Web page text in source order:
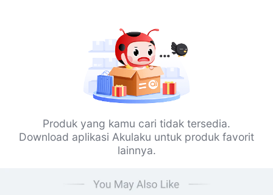
Produk yang kamu cari tidak tersedia.
Download aplikasi Akulaku untuk produk favorit
lainnya.